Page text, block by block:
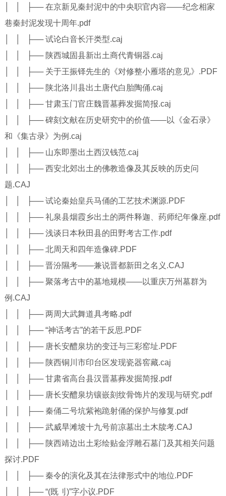
│ │ ├── 在京新见秦封泥中的中央职官内容——纪念相家
巷秦封泥发现十周年.pdf
│ │ ├── 试论白音长汗类型.caj
│ │ ├── 陕西城固县新出土商代青铜器.caj
│ │ ├── 关于王振铎先生的《对修整小雁塔的意见》.PDF
│ │ ├── 陕北洛川县出土唐代白胎陶俑.caj
│ │ ├── 甘肃玉门官庄魏晋墓葬发掘简报.caj
│ │ ├── 碑刻文献在历史研究中的价值——以《金石录》
和《集古录》为例.caj
│ │ ├── 山东即墨出土西汉钱范.caj
│ │ ├── 西安北郊出土的佛教造像及其反映的历史问
题.CAJ
│ │ ├── 试论秦始皇兵马俑的工艺技术渊源.PDF
│ │ ├── 礼泉县烟霞乡出土的两件释迦、药师纪年像座.pdf
│ │ ├── 浅谈日本秋田县的田野考古工作.pdf
│ │ ├── 北周天和四年造像碑.PDF
│ │ ├── 晋汾隰考——兼说晋都新田之名义.CAJ
│ │ ├── 聚落考古中的墓地规模——以重庆万州墓群为
例.CAJ
│ │ ├── 两周大武舞道具考略.pdf
│ │ ├── “神话考古”的若干反思.PDF
│ │ ├── 唐长安醴泉坊的变迁与三彩窑址.PDF
│ │ ├── 陕西铜川市印台区发现瓷器窖藏.caj
│ │ ├── 甘肃省高台县汉晋墓葬发掘简报.pdf
│ │ ├── 唐长安醴泉坊镶嵌刻纹骨饰片的发现与研究.pdf
│ │ ├── 秦俑二号坑紫袍跪射俑的保护与修复.pdf
│ │ ├── 武威旱滩坡十九号前凉墓出土木牍考.CAJ
│ │ ├── 陕西靖边出土彩绘贴金浮雕石墓门及其相关问题
探讨.PDF
│ │ ├── 秦令的演化及其在法律形式中的地位.PDF
│ │ ├── “(既刂)”字小议.PDF